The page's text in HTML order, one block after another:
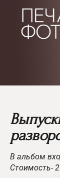
В альбом
Стоимость-